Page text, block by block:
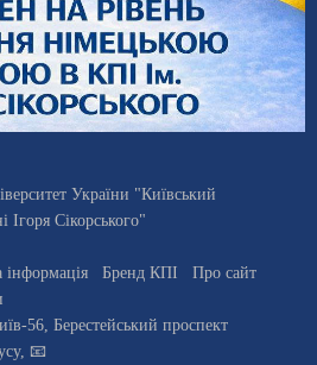
України "Київський
Ігоря Сікорського"
інформація Бренд КПІ
Про сайт
-56, Берестейський проспект
, 📧